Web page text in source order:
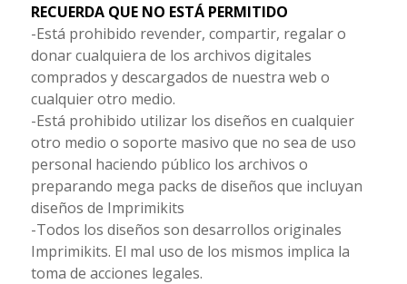
RECUERDA QUE NO ESTÁ PERMITIDO
-Está prohibido revender, compartir, regalar o
donar cualquiera de los archivos digitales
comprados y descargados de nuestra web o
cualquier otro medio.
-Está prohibido utilizar los diseños en cualquier
otro medio o soporte masivo que no sea de uso
personal haciendo público los archivos o
preparando mega packs de diseños que incluyan
diseños de Imprimikits
-Todos los diseños son desarrollos originales
Imprimikits. El mal uso de los mismos implica la
toma de acciones legales.